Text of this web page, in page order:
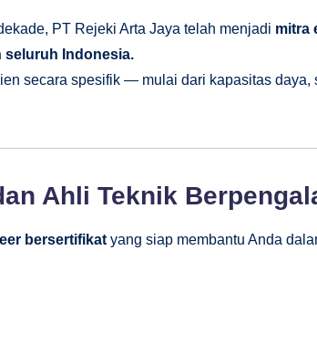
PT Rejeki Arta Jaya telah menjadi mitra
seluruh Indonesia.
secara spesifik — mulai dari kapasitas daya,
Ahli Teknik
bersertifikat yang siap membantu Anda